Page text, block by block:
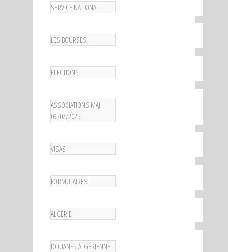
SERVICE NATIONAL
LES BOURSES
ELECTIONS
ASSOCIATIONS MAJ
09/07/2025
VISAS
FORMULAIRES
ALGÉRIE
DOUANES ALGÉRIENNE